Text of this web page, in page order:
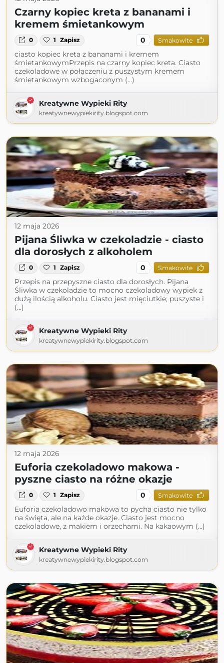
Czarny kopiec kreta z bananami i
kremem śmietankowym
0 1 Zapisz 0 Smakowite
ciasto kopiec kreta z bananami i kremem
śmietankowymPrzepis na czarny kopiec kreta. Ciasto
czekoladowe w połączeniu z puszystym kremem
śmietankowym wzbogaconym (...)
Kreatywne Wypieki Rity
kreatywnewypiekirity.blogspot.com
12 maja 2026
Pijana Śliwka w czekoladzie - ciasto
dla dorosłych z alkoholem
0 1 Zapisz 0 Smakowite
Przepis na przepyszne ciasto dla dorosłych. Pijana
Śliwka w czekoladzie to mocno czekoladowy wypiek z
dużą ilością alkoholu. Ciasto jest mięciutkie, puszyste i
(...)
Kreatywne Wypieki Rity
kreatywnewypiekirity.blogspot.com
12 maja 2026
Euforia czekoladowo makowa -
pyszne ciasto na różne okazje
0 1 Zapisz 0 Smakowite
Euforia czekoladowo makowa to pycha ciasto nie tylko
na święta, ale na każde okazje. Ciasto jest mocno
czekoladowe, z makiem i orzechami. Na kakaowym (...)
Kreatywne Wypieki Rity
kreatywnewypiekirity.blogspot.com